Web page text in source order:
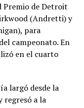
Premio de Detroit
(Andretti) y
para
campeonato. En
en el cuarto
largó desde la
regresó a la